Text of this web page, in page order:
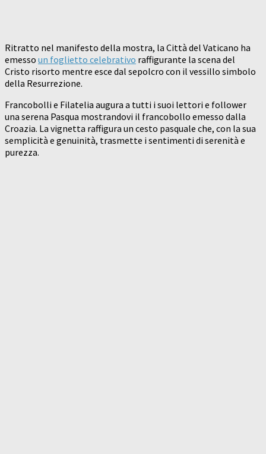
Ritratto nel manifesto della mostra, la Città del Vaticano ha
emesso un foglietto celebrativo raffigurante la scena del
Cristo risorto mentre esce dal sepolcro con il vessillo simbolo
della Resurrezione.
Francobolli e Filatelia augura a tutti i suoi lettori e follower
una serena Pasqua mostrandovi il francobollo emesso dalla
Croazia. La vignetta raffigura un cesto pasquale che, con la sua
semplicità e genuinità, trasmette i sentimenti di serenità e
purezza.